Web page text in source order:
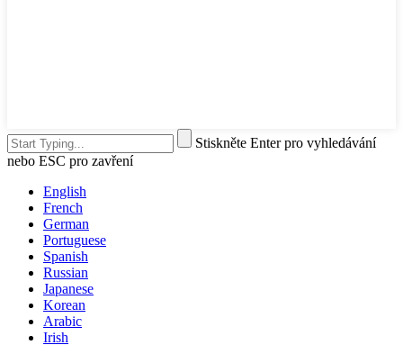
Stiskněte Enter pro vyhledávání
nebo ESC pro zavření
English
French
German
Portuguese
Spanish
Russian
Japanese
Korean
Arabic
Irish